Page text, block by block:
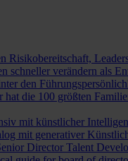
Risikobereitschaft,
verändern als
den
die 100 größten
mit künstlicher
mit generativer
Director Talent